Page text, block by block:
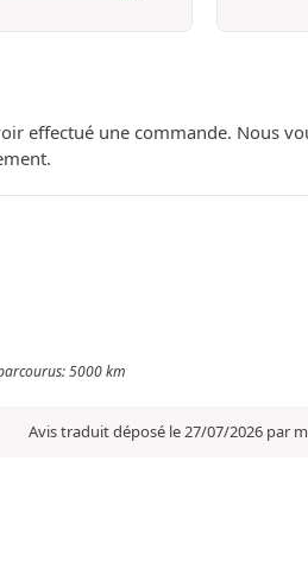
effectué une commande. Nous
5000 km
Avis traduit déposé le 27/07/2026 par